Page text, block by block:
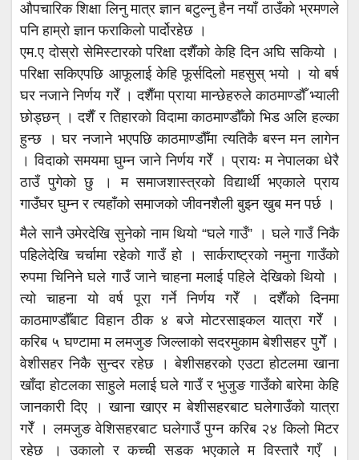
औपचारिक शिक्षा लिनु मात्र ज्ञान बटुल्नु हैन नयाँ ठाउँको भ्रमणले
पनि हाम्रो ज्ञान फराकिलो पार्दोरहेछ ।
एम.ए दोस्रो सेमिस्टारको परिक्षा दशैँको केहि दिन अघि सकियो ।
परिक्षा सकिएपछि आफूलाई केहि फूर्सदिलो महसुस् भयो । यो बर्ष
घर नजाने निर्णय गरेँ । दशैँमा प्राया मान्छेहरुले काठमाण्डौँ भ्याली
छोड्छन् । दशैँ र तिहारको विदामा काठमाण्डौँको भिड अलि हल्का
हुन्छ । घर नजाने भएपछि काठमाण्डौँमा त्यतिकै बस्न मन लागेन
। विदाको समयमा घुम्न जाने निर्णय गरेँ । प्रायः म नेपालका धेरै
ठाउँ पुगेको छु । म समाजशास्त्रको विद्यार्थी भएकाले प्राय
गाउँघर घुम्न र त्यहाँको समाजको जीवनशैली बुझ्न खुब मन पर्छ ।
मैले सानै उमेरदेखि सुनेको नाम थियो “घले गाउँ” । घले गाउँ निकै
पहिलेदेखि चर्चामा रहेको गाउँ हो । सार्कराष्ट्रको नमुना गाउँको
रुपमा चिनिने घले गाउँ जाने चाहना मलाई पहिले देखिको थियो ।
त्यो चाहना यो वर्ष पूरा गर्ने निर्णय गरेँ । दशैँको दिनमा
काठमाण्डौँबाट विहान ठीक ४ बजे मोटरसाइकल यात्रा गरेँ ।
करिब ५ घण्टामा म लमजुङ जिल्लाको सदरमुकाम बेशीसहर पुगेँ ।
वेशीसहर निकै सुन्दर रहेछ । बेशीसहरको एउटा होटलमा खाना
खाँदा होटलका साहुले मलाई घले गाउँ र भुजुङ गाउँको बारेमा केहि
जानकारी दिए । खाना खाएर म बेशीसहरबाट घलेगाउँको यात्रा
गरेँ । लमजुङ वेशिसहरबाट घलेगाउँ पुग्न करिब २४ किलो मिटर
रहेछ । उकालो र कच्ची सडक भएकाले म विस्तारै गएँ ।